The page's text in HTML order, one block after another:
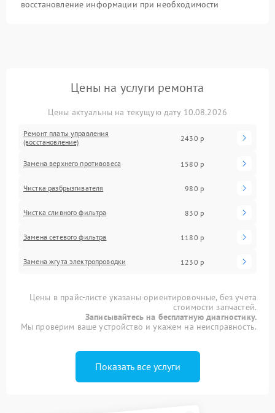
восстановление информации при необходимости
Цены на услуги ремонта
Цены актуальны на текущую дату 10.08.2026
Ремонт платы управления
(восстановление)
2430 р
Замена верхнего противовеса 1580 р
Чистка разбрызгивателя 980 р
Чистка сливного фильтра 830 р
Замена сетевого фильтра 1180 р
Замена жгута электропроводки 1230 р
Цены в прайс-листе указаны ориентировочные, без учета
стоимости запчастей.
Записывайтесь на бесплатную диагностику.
Мы проверим ваше устройство и укажем на неисправность.
Показать все услуги